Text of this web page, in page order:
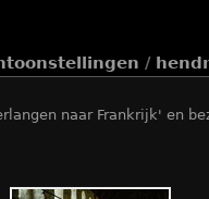
/
naar Frankrijk' en